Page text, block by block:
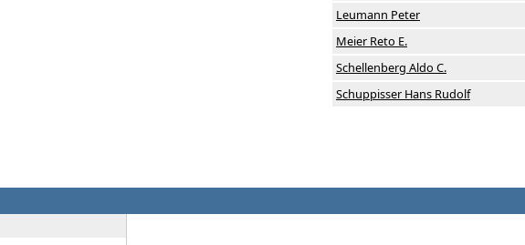
Leumann Peter
Meier Reto E.
Schellenberg Aldo C.
Schuppisser Hans Rudolf